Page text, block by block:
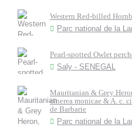
Western Red-billed
Parc national de la
Pearl-spotted Owlet
Saly - SENEGAL
Mauritanian & Grey
cinerea monicae & A. c.
de Barbarie
Parc national de la